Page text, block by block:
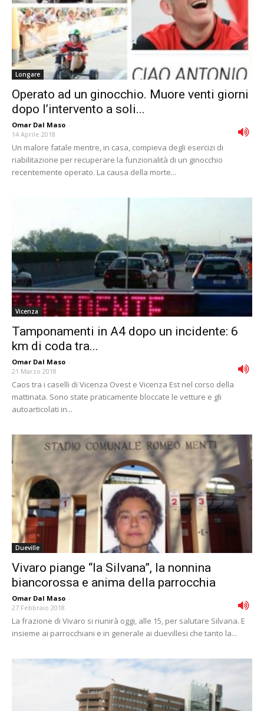
Longare
Operato ad un ginocchio. Muore venti giorni
dopo l’intervento a soli...
Omar Dal Maso -
14 Aprile 2018
Un malore fatale mentre, in casa, compieva degli esercizi di
riabilitazione per recuperare la funzionalità di un ginocchio
recentemente operato. La causa della morte...
Vicenza
Tamponamenti in A4 dopo un incidente: 6
km di coda tra...
Omar Dal Maso -
21 Marzo 2018
Caos tra i caselli di Vicenza Ovest e Vicenza Est nel corso della
mattinata. Sono state praticamente bloccate le vetture e gli
autoarticolati in...
Dueville
Vivaro piange “la Silvana”, la nonnina
biancorossa e anima della parrocchia
Omar Dal Maso -
27 Febbraio 2018
La frazione di Vivaro si riunirà oggi, alle 15, per salutare Silvana. E
insieme ai parrocchiani e in generale ai duevillesi che tanto la...